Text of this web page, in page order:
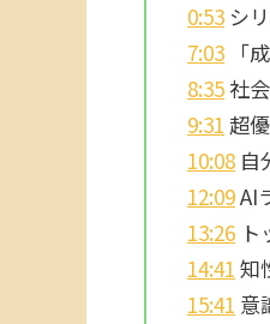
0:53 シ
7:03 「
8:35社
9:31 超
10:08 自
12:09AI
13:26
14:41 知
15:41 意